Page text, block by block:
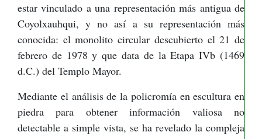
estar vinculado a una representación más antigua de
Coyolxauhqui, y no así a su representación más
conocida: el monolito circular descubierto el 21 de
febrero de 1978 y que data de la Etapa IVb (1469
d.C.) del Templo Mayor.
Mediante el análisis de la policromía en escultura en
piedra para obtener información valiosa no
detectable a simple vista, se ha revelado la compleja